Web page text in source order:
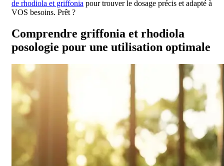
de rhodiola et griffonia pour trouver le dosage précis et adapté à
VOS besoins. Prêt ?
Comprendre griffonia et rhodiola
posologie pour une utilisation optimale